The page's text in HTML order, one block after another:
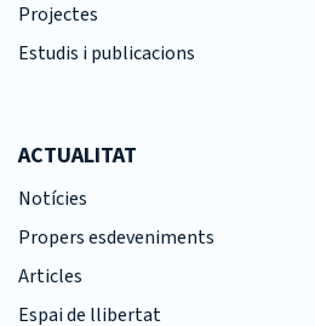
Projectes
Estudis i publicacions
ACTUALITAT
Notícies
Propers esdeveniments
Articles
Espai de llibertat